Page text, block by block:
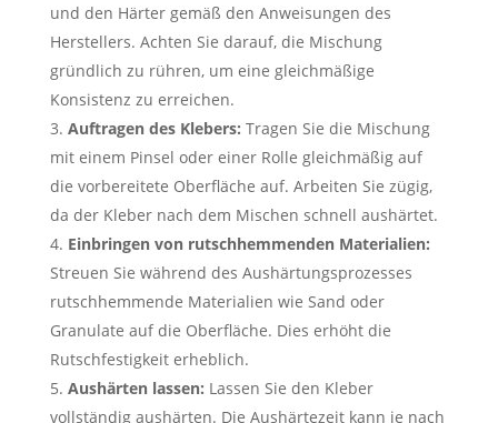
und den Härter gemäß den Anweisungen des
Herstellers. Achten Sie darauf, die Mischung
gründlich zu rühren, um eine gleichmäßige
Konsistenz zu erreichen.
Auftragen des Klebers: Tragen Sie die Mischung
mit einem Pinsel oder einer Rolle gleichmäßig auf
die vorbereitete Oberfläche auf. Arbeiten Sie zügig,
da der Kleber nach dem Mischen schnell aushärtet.
Einbringen von rutschhemmenden Materialien:
Streuen Sie während des Aushärtungsprozesses
rutschhemmende Materialien wie Sand oder
Granulate auf die Oberfläche. Dies erhöht die
Rutschfestigkeit erheblich.
Aushärten lassen: Lassen Sie den Kleber
vollständig aushärten. Die Aushärtezeit kann je nach